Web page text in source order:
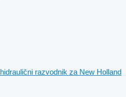
hidraulični razvodnik za New Holland